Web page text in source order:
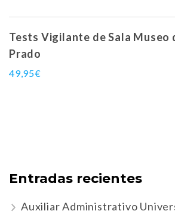
Tests Vigilante de Sala Museo
Prado
49,95€
Entradas recientes
Auxiliar Administrativo